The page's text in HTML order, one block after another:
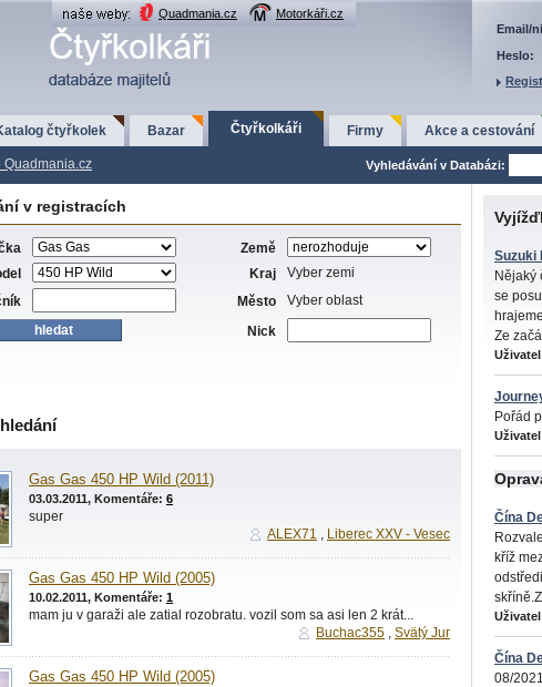
Quadmania.cz
Motorkáři.cz
Email/
Heslo:
čtyřkolek Bazar Čtyřkolkáři Firmy Akce a cestování
Quadmania.cz Vyhledávání v Databázi:
v registracích
Země
Kraj
Vyber zemi
Město
Vyber oblast
Nick
Gas Gas 450 HP Wild (2011)
03.03.2011, Komentáře: 6
super
ALEX71 , Liberec XXV - Vesec
Gas Gas 450 HP Wild (2005)
10.02.2011, Komentáře: 1
mam ju v garaži ale zatial rozobratu. vozil som sa asi len 2 krát...
Buchac355 , Svätý Jur
Gas Gas 450 HP Wild (2005)
Suzuki
Nějaký
se
Ze
Pořád
Čína
kříž
Čína
08/